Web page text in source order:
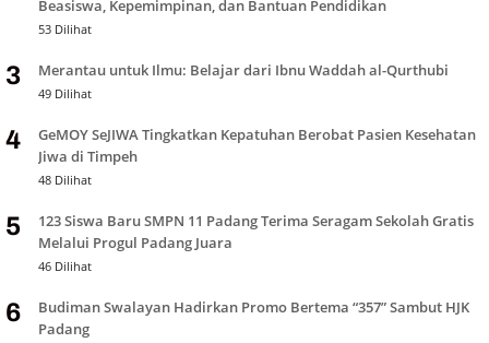
Beasiswa, Kepemimpinan, dan Bantuan Pendidikan
53 Dilihat
3 Merantau untuk Ilmu: Belajar dari Ibnu Waddah al-Qurthubi
49 Dilihat
4
GeMOY SeJIWA Tingkatkan Kepatuhan Berobat Pasien Kesehatan
Jiwa di Timpeh
48 Dilihat
5
123 Siswa Baru SMPN 11 Padang Terima Seragam Sekolah Gratis
Melalui Progul Padang Juara
46 Dilihat
6
Budiman Swalayan Hadirkan Promo Bertema “357” Sambut HJK
Padang